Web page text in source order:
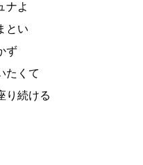
よ
とい
ず
たくて
り続ける